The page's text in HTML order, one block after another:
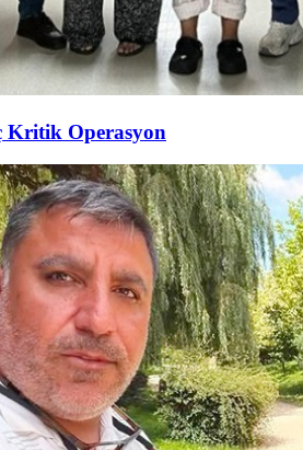
Kritik Operasyon